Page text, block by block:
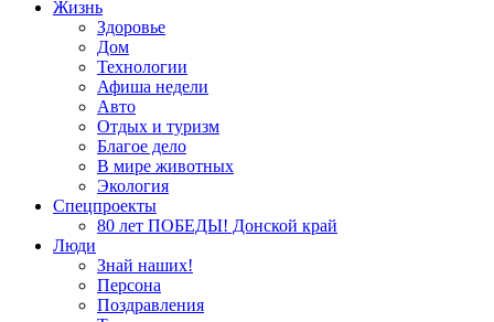
Жизнь
Здоровье
Дом
Технологии
Афиша недели
Авто
Отдых и туризм
Благое дело
В мире животных
Экология
Спецпроекты
80 лет ПОБЕДЫ! Донской край
Люди
Знай наших!
Персона
Поздравления